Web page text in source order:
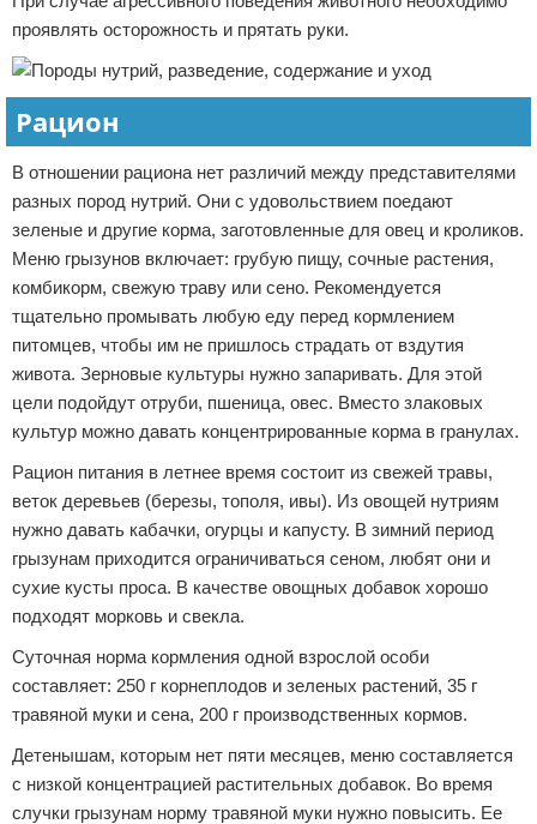
проявлять осторожность и прятать руки.
Рацион
В отношении рациона нет различий между представителями
разных пород нутрий. Они с удовольствием поедают
зеленые и другие корма, заготовленные для овец и кроликов.
Меню грызунов включает: грубую пищу, сочные растения,
комбикорм, свежую траву или сено. Рекомендуется
тщательно промывать любую еду перед кормлением
питомцев, чтобы им не пришлось страдать от вздутия
живота. Зерновые культуры нужно запаривать. Для этой
цели подойдут отруби, пшеница, овес. Вместо злаковых
культур можно давать концентрированные корма в гранулах.
Рацион питания в летнее время состоит из свежей травы,
веток деревьев (березы, тополя, ивы). Из овощей нутриям
нужно давать кабачки, огурцы и капусту. В зимний период
грызунам приходится ограничиваться сеном, любят они и
сухие кусты проса. В качестве овощных добавок хорошо
подходят морковь и свекла.
Суточная норма кормления одной взрослой особи
составляет: 250 г корнеплодов и зеленых растений, 35 г
травяной муки и сена, 200 г производственных кормов.
Детенышам, которым нет пяти месяцев, меню составляется
с низкой концентрацией растительных добавок. Во время
случки грызунам норму травяной муки нужно повысить. Ее